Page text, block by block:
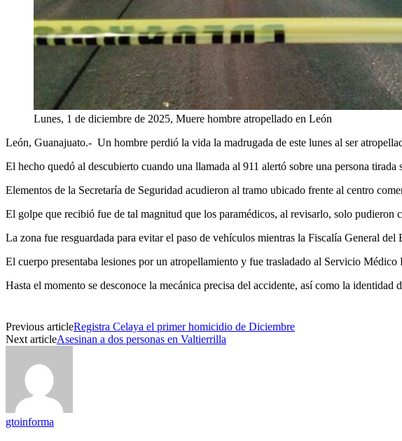
Lunes, 1 de diciembre de 2025, Muere hombre atropellado en León
León, Guanajuato.- Un hombre perdió la vida la madrugada de este lunes al ser
El hecho quedó al descubierto cuando una llamada al 911 alertó sobre una persona tirada
Elementos de la Secretaría de Seguridad acudieron al tramo ubicado frente al centro
El golpe que recibió fue de tal magnitud que los paramédicos, al revisarlo, solo pudieron
La zona fue resguardada para evitar el paso de vehículos mientras la Fiscalía General
El cuerpo presentaba lesiones por un atropellamiento y fue trasladado al Servicio
Hasta el momento se desconoce la mecánica precisa del accidente, así como la identidad
Previous articleRegistra Celaya el primer homicidio de Diciembre
Next articleAsesinan a dos personas en Valtierrilla
gtoinforma